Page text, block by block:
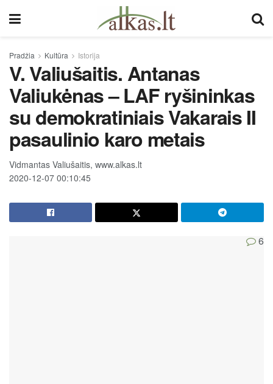
Pradžia Kultūra Istorija
V. Valiušaitis. Antanas
Valiukėnas – LAF ryšininkas
su demokratiniais Vakarais II
pasaulinio karo metais
Vidmantas Valiušaitis, www.alkas.lt
2020-12-07 00:10:45
6